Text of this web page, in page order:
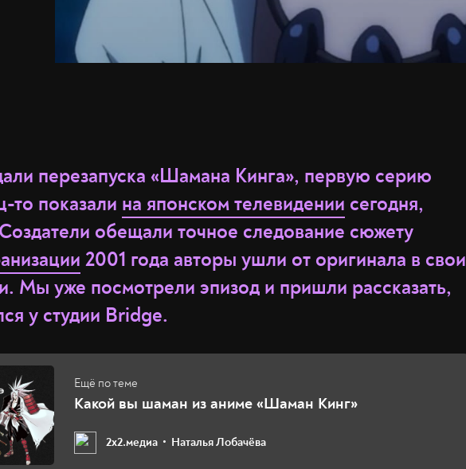
перезапуска «Шамана Кинга», первую серию
то показали на японском телевидении сегодня,
обещали точное следование сюжету
2001 года авторы ушли от оригинала в свои
Мы уже посмотрели эпизод и пришли рассказать,
у студии Bridge.
Какой вы шаман из аниме «Шаман Кинг»
2х2.медиа Наталья Лобачёва